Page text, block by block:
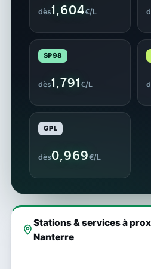
dès1,604€/L
SP98
dès1,791€/L
GPL
dès0,969€/L
Stations & services à
Nanterre